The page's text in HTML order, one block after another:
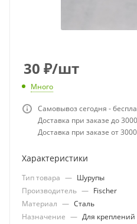
30 ₽/шт
Много
Самовывоз сегодня -
Доставка при заказе до
Доставка при заказе от
Характеристики
Тип товара — Шурупы
Производитель — Fischer
Материал — Сталь
Назначение — Для креплений